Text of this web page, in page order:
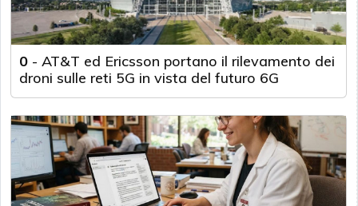
0 - AT&T ed Ericsson portano il rilevamento dei
droni sulle reti 5G in vista del futuro 6G